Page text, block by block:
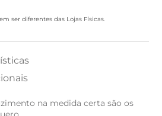
ser diferentes das Lojas Físicas.
na medida certa são os